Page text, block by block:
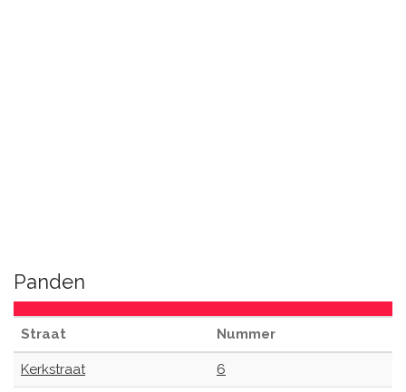
Panden
Straat Nummer
Kerkstraat 6